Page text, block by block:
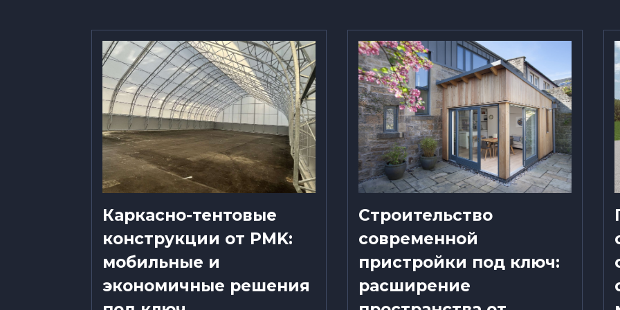
Каркасно-тентовые
конструкции от PMK:
мобильные и
экономичные решения
Строительство
современной
пристройки под ключ:
расширение